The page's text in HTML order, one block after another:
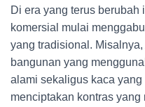
Di era yang terus berubah
komersial mulai
yang tradisional.
bangunan yang
alami sekaligus kaca
menciptakan kontras